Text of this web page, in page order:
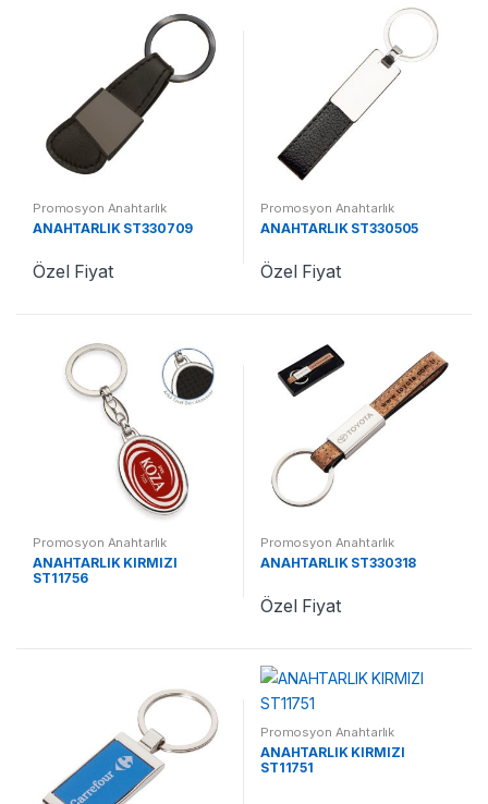
Promosyon Anahtarlık
ANAHTARLIK ST330709
Özel Fiyat
Promosyon Anahtarlık
ANAHTARLIK ST330505
Özel Fiyat
Promosyon Anahtarlık
ANAHTARLIK KIRMIZI
ST11756
Promosyon Anahtarlık
ANAHTARLIK ST330318
Özel Fiyat
Promosyon Anahtarlık
ANAHTARLIK KIRMIZI
ST11751